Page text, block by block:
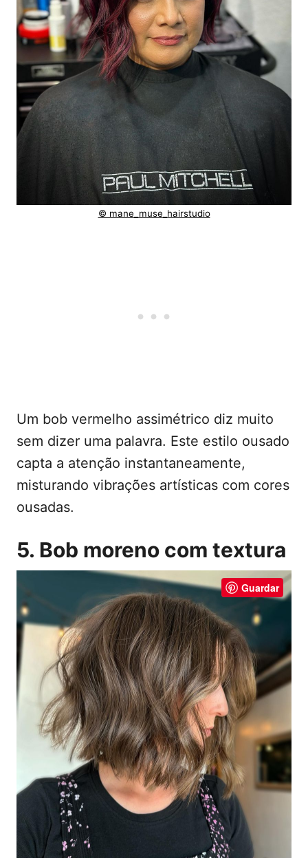
© mane_muse_hairstudio
Um bob vermelho assimétrico diz muito
sem dizer uma palavra. Este estilo ousado
capta a atenção instantaneamente,
misturando vibrações artísticas com cores
ousadas.
5. Bob moreno com textura
Guardar